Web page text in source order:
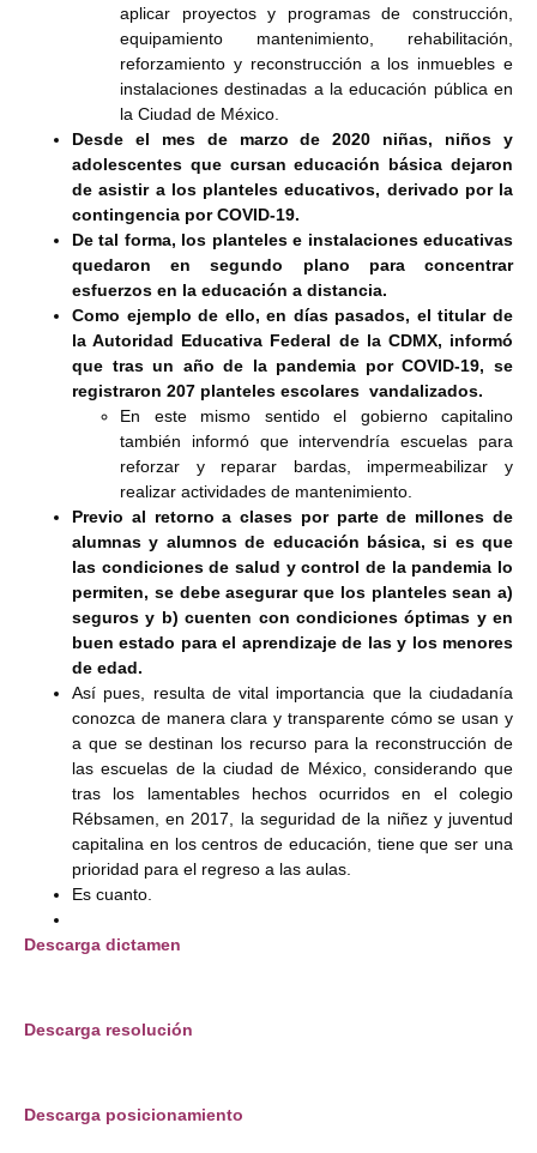
aplicar proyectos y programas de construcción,
equipamiento mantenimiento, rehabilitación,
reforzamiento y reconstrucción a los inmuebles e
instalaciones destinadas a la educación pública en
la Ciudad de México.
Desde el mes de marzo de 2020 niñas, niños y
adolescentes que cursan educación básica dejaron
de asistir a los planteles educativos, derivado por la
contingencia por COVID-19.
De tal forma, los planteles e instalaciones educativas
quedaron en segundo plano para concentrar
esfuerzos en la educación a distancia.
Como ejemplo de ello, en días pasados, el titular de
la Autoridad Educativa Federal de la CDMX, informó
que tras un año de la pandemia por COVID-19, se
registraron 207 planteles escolares vandalizados.
En este mismo sentido el gobierno capitalino
también informó que intervendría escuelas para
reforzar y reparar bardas, impermeabilizar y
realizar actividades de mantenimiento.
Previo al retorno a clases por parte de millones de
alumnas y alumnos de educación básica, si es que
las condiciones de salud y control de la pandemia lo
permiten, se debe asegurar que los planteles sean a)
seguros y b) cuenten con condiciones óptimas y en
buen estado para el aprendizaje de las y los menores
de edad.
Así pues, resulta de vital importancia que la ciudadanía
conozca de manera clara y transparente cómo se usan y
a que se destinan los recurso para la reconstrucción de
las escuelas de la ciudad de México, considerando que
tras los lamentables hechos ocurridos en el colegio
Rébsamen, en 2017, la seguridad de la niñez y juventud
capitalina en los centros de educación, tiene que ser una
prioridad para el regreso a las aulas.
Es cuanto.
Descarga dictamen
Descarga resolución
Descarga posicionamiento